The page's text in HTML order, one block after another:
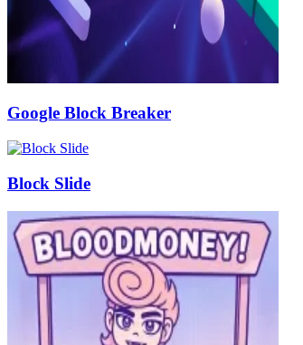
Google Block Breaker
Block Slide